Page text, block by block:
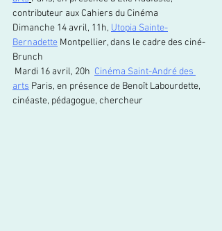
contributeur aux Cahiers du Cinéma
Dimanche 14 avril, 11h, Utopia Sainte-
Bernadette Montpellier, dans le cadre des ciné-
Brunch
Mardi 16 avril, 20h Cinéma Saint-André des
arts Paris, en présence de Benoît Labourdette,
cinéaste, pédagogue, chercheur